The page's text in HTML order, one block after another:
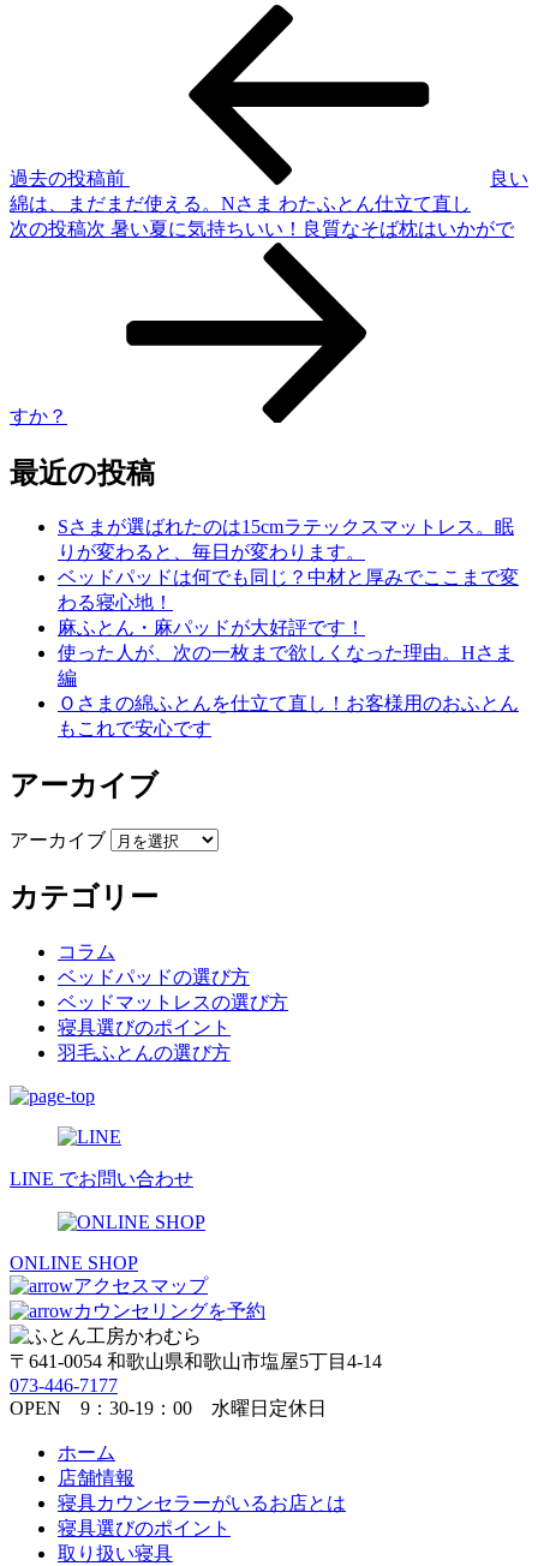
過去の投稿前
良い
綿は、まだまだ使える。Nさま わたふとん仕立て直し
次の投稿次 暑い夏に気持ちいい！良質なそば枕はいかがで
すか？
最近の投稿
Sさまが選ばれたのは15cmラテックスマットレス。眠
りが変わると、毎日が変わります。
ベッドパッドは何でも同じ？中材と厚みでここまで変
わる寝心地！
麻ふとん・麻パッドが大好評です！
使った人が、次の一枚まで欲しくなった理由。Hさま
編
Ｏさまの綿ふとんを仕立て直し！お客様用のおふとん
もこれで安心です
アーカイブ
アーカイブ
カテゴリー
コラム
ベッドパッドの選び方
ベッドマットレスの選び方
寝具選びのポイント
羽毛ふとんの選び方
LINE でお問い合わせ
ONLINE SHOP
アクセスマップ
カウンセリングを予約
〒641-0054 和歌山県和歌山市塩屋5丁目4-14
073-446-7177
OPEN 9：30-19：00 水曜日定休日
ホーム
店舗情報
寝具カウンセラーがいるお店とは
寝具選びのポイント
取り扱い寝具